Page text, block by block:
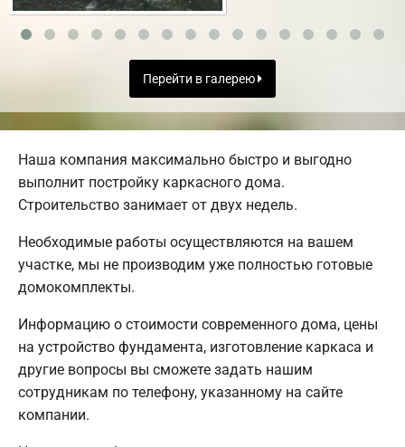
Перейти в галерею
Наша компания максимально быстро и выгодно
выполнит постройку каркасного дома.
Строительство занимает от двух недель.
Необходимые работы осуществляются на вашем
участке, мы не производим уже полностью готовые
домокомплекты.
Информацию о стоимости современного дома, цены
на устройство фундамента, изготовление каркаса и
другие вопросы вы сможете задать нашим
сотрудникам по телефону, указанному на сайте
компании.